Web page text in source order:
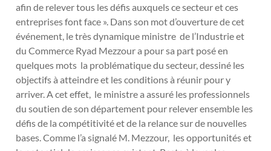
afin de relever tous les défis auxquels ce secteur et ces
entreprises font face ». Dans son mot d’ouverture de cet
événement, le très dynamique ministre de l’Industrie et
du Commerce Ryad Mezzour a pour sa part posé en
quelques mots la problématique du secteur, dessiné les
objectifs à atteindre et les conditions à réunir pour y
arriver. A cet effet, le ministre a assuré les professionnels
du soutien de son département pour relever ensemble les
défis de la compétitivité et de la relance sur de nouvelles
bases. Comme l’a signalé M. Mezzour, les opportunités et